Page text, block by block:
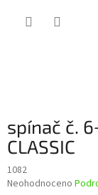
spínač č.
CLASSIC
1082
Průměrné
Neohodnoceno